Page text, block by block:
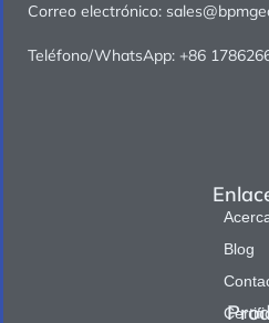
Blog
Correo electrónico:
Teléfono/WhatsApp: +86